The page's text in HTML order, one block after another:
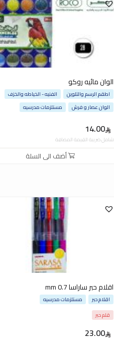
الوان مائيه روكو
14.00
اطقم الرسم والتلوين
الفنيه - الخياطه والخزف
الوان عصار و فرش
مستلزمات مدرسيه
شامل ضريبة القيمة المضافة
أضف الى السلة
اقلام حبر ساراسا 0.7 mm
23.00
اقلام حبر
مستلزمات مدرسيه
قلم حبر